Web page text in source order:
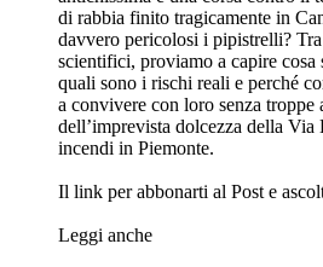
di rabbia finito tragicamente in
davvero pericolosi i pipistrelli?
scientifici, proviamo a capire cosa
quali sono i rischi reali e perché
a convivere con loro senza
dell’imprevista dolcezza della Via
incendi in Piemonte.
⁠⁠⁠⁠⁠⁠⁠⁠⁠Il link per abbonarti al Post e
Leggi anche